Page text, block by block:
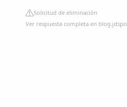
Solicitud de eliminación
Ver respuesta completa en